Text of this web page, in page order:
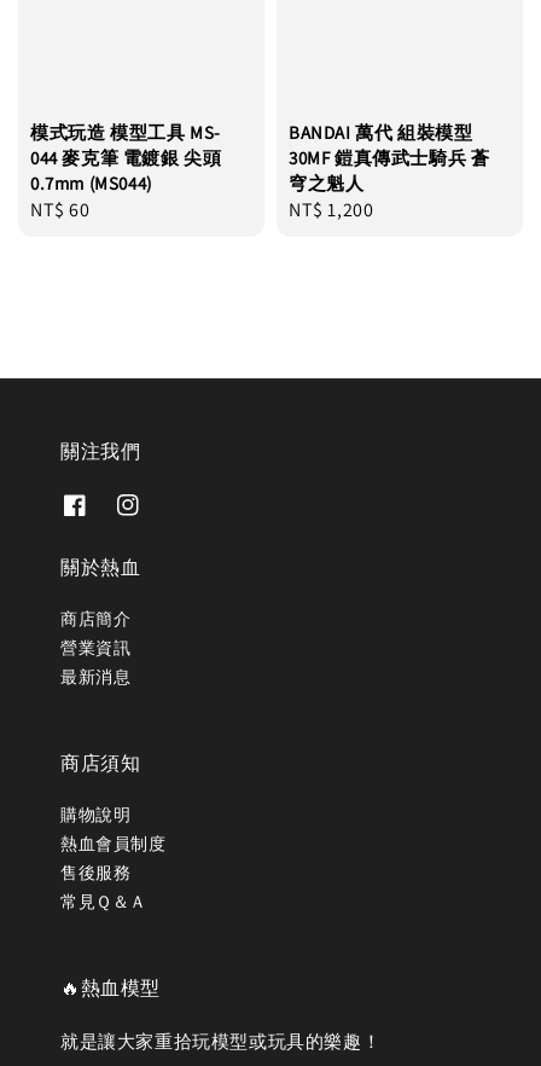
模式玩造 模型工具 MS-
044 麥克筆 電鍍銀 尖頭
0.7mm (MS044)
Regular
NT$ 60
BANDAI 萬代 組裝模型
30MF 鎧真傳武士騎兵 蒼
穹之魁人
Regular
NT$ 1,200
關注我們
關於熱血
商店簡介
營業資訊
最新消息
商店須知
購物說明
熱血會員制度
售後服務
常見Ｑ＆Ａ
🔥熱血模型
就是讓大家重拾玩模型或玩具的樂趣！